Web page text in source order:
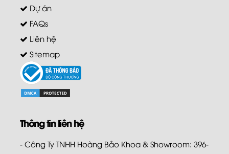
Dự án
FAQs
Liên hệ
Sitemap
Thông tin liên hệ
- Công Ty TNHH Hoàng Bảo Khoa & Showroom: 396-